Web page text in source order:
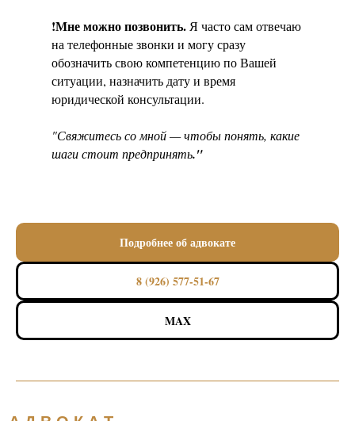
!Мне можно позвонить.Я часто сам отвечаю
на телефонные звонки и могу сразу
обозначить свою компетенцию по Вашей
ситуации, назначить дату и время
юридической консультации.
"Свяжитесь со мной — чтобы понять, какие
шаги стоит предпринять."
Подробнее об адвокате
8 (926) 577-51-67
MAX